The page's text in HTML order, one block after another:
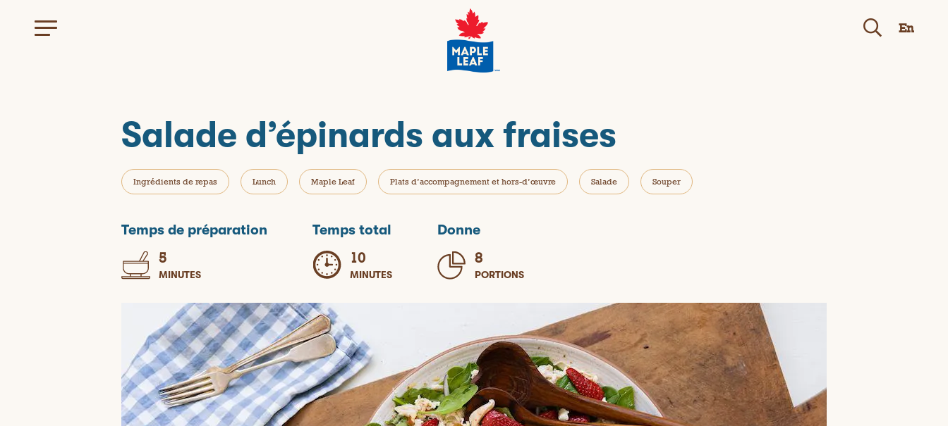
En
Salade d’épinards aux fraises
Ingrédients de repas Lunch Maple Leaf Plats d’accompagnement et hors-d’œuvre Salade Souper
Temps de préparation
5
MINUTES
Temps total
10
MINUTES
Donne
8
PORTIONS